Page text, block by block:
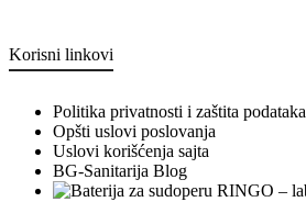
Korisni linkovi
Politika privatnosti i zaštita podataka
Opšti uslovi poslovanja
Uslovi korišćenja sajta
BG-Sanitarija Blog